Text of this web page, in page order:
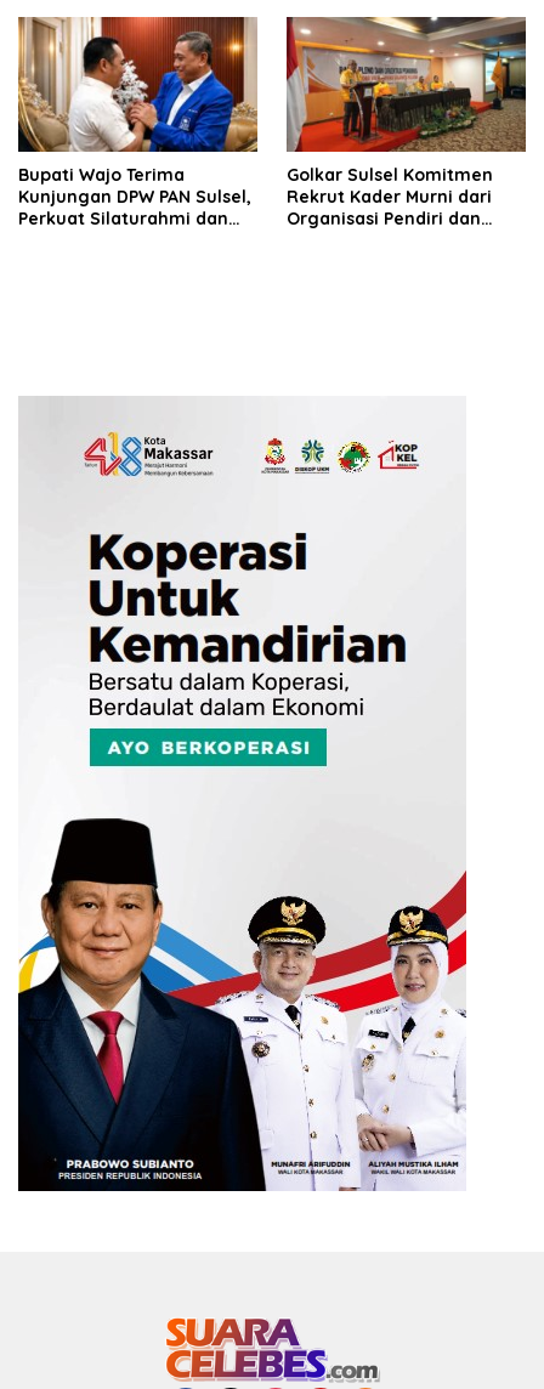
Bupati Wajo Terima
Kunjungan DPW PAN Sulsel,
Perkuat Silaturahmi dan
Golkar Sulsel Komitmen
Rekrut Kader Murni dari
Organisasi Pendiri dan